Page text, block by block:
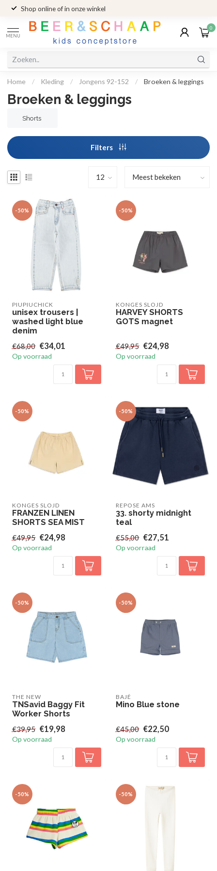
Shop online of in onze winkel
MENU
0
Home / Kleding / Jongens 92-152 / Broeken & leggings
Broeken & leggings
Shorts
Filters
-50%
PIUPIUCHICK
unisex trousers |
washed light blue
denim
€68,00 €34,01
Op voorraad
-50%
KONGES SLOJD
HARVEY SHORTS
GOTS magnet
€49,95 €24,98
Op voorraad
-50%
KONGES SLOJD
FRANZEN LINEN
SHORTS SEA MIST
€49,95 €24,98
Op voorraad
-50%
REPOSE AMS
33. shorty midnight
teal
€55,00 €27,51
Op voorraad
-50%
THE NEW
TNSavid Baggy Fit
Worker Shorts
€39,95 €19,98
Op voorraad
-50%
BAJÉ
Mino Blue stone
€45,00 €22,50
Op voorraad
-50% -50%